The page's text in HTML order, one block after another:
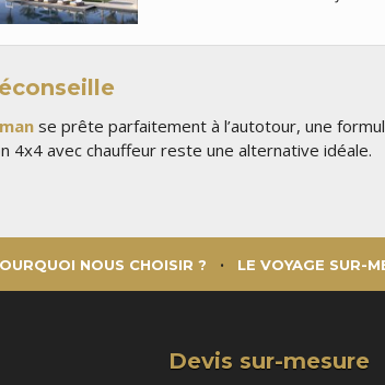
se prête parfaitement à l’autotour, une
4x4 avec chauffeur reste une alternative idéale.
NOUS CHOISIR ? LE VOYAGE SUR-
Devis sur-mesure